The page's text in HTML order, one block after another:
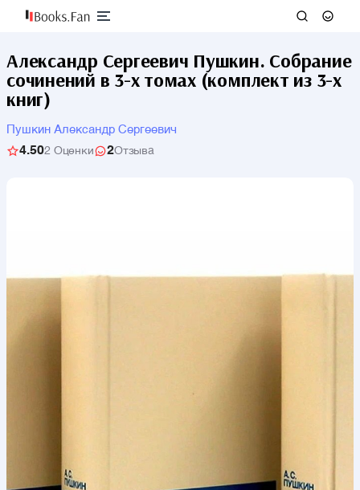
Александр Сергеевич Пушкин. Собрание
сочинений в 3-х томах (комплект из 3-х
книг)
Пушкин Александр Сергеевич
4.502 Оценки 2Отзыва